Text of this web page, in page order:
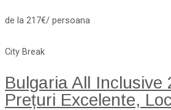
de la 217€/ persoana
City Break
Bulgaria All Inclusive
Prețuri Excelente,